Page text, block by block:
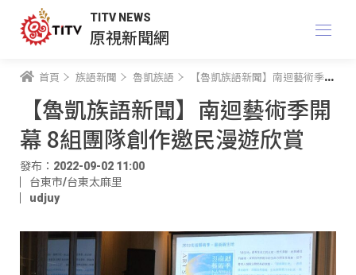
TITV NEWS
原視新聞網
首頁 族語新聞 魯凱族語 【魯凱族語新聞】南迴藝術季開幕 8組團隊創作邀民漫遊欣賞
【魯凱族語新聞】南迴藝術季開
幕 8組團隊創作邀民漫遊欣賞
發布：2022-09-02 11:00
台東市/台東太麻里
udjuy